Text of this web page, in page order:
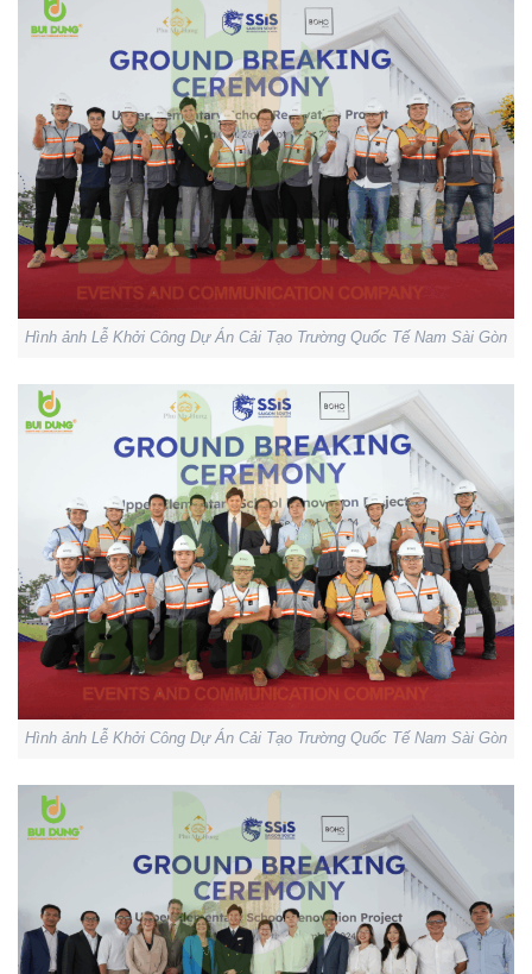
Hình ảnh Lễ Khởi Công Dự Án Cải Tạo Trường Quốc Tế Nam Sài Gòn
Hình ảnh Lễ Khởi Công Dự Án Cải Tạo Trường Quốc Tế Nam Sài Gòn